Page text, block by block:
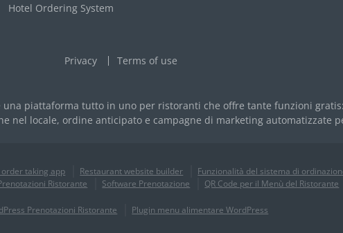
Hotel Ordering System
Privacy Terms of use
una piattaforma tutto in uno per ristoranti che offre tante funzioni
nel locale, ordine anticipato e campagne di marketing automatizzate
taking app Restaurant website builder Funzionalità del sistema di
Ristorante
Software Prenotazione QR Code per il Menù del Ristorante
Prenotazioni Ristorante Plugin menu alimentare WordPress